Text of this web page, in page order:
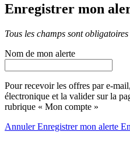
Enregistrer mon
Tous les champs sont obligatoires
Nom de mon alerte
Pour recevoir les offres par e-
électronique et la valider sur la
rubrique « Mon compte »
AnnulerEnregistrer mon alerte